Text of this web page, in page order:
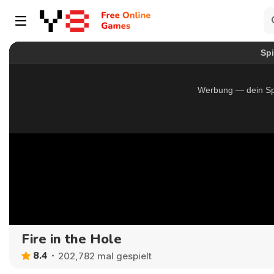
Fire in the Hole
8.4 202,782 mal gespielt